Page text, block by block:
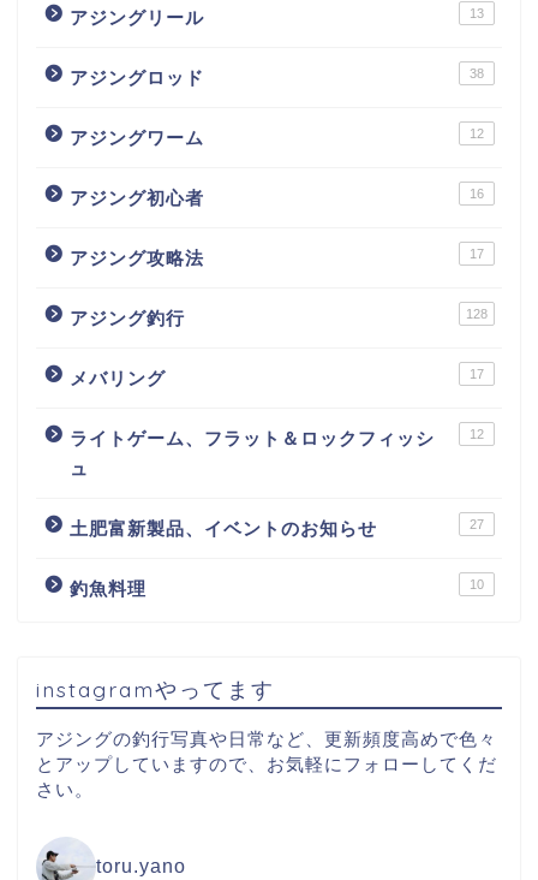
アジングリール 13
アジングロッド 38
アジングワーム 12
アジング初心者 16
アジング攻略法 17
アジング釣行 128
メバリング 17
ライトゲーム、フラット＆ロックフィッシ
ュ
12
土肥富新製品、イベントのお知らせ 27
釣魚料理 10
instagramやってます
アジングの釣行写真や日常など、更新頻度高めで色々
とアップしていますので、お気軽にフォローしてくだ
さい。
toru.yano